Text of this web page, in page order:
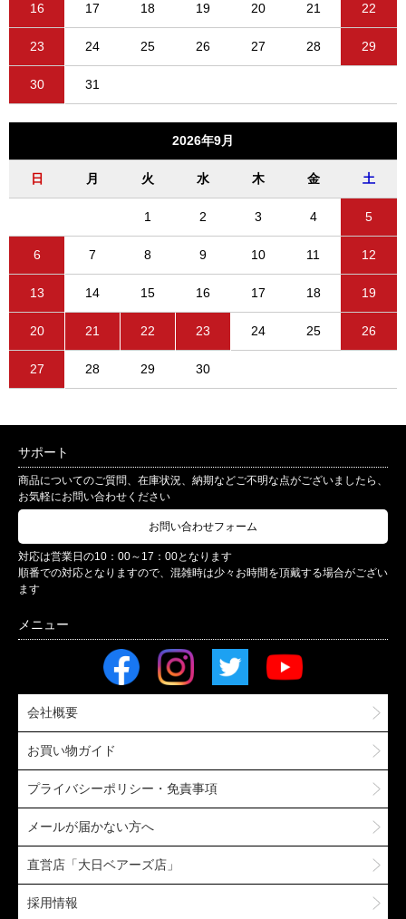
16 17 18 19 20 21 22
23 24 25 26 27 28 29
30 31
2026年9月
日 月 火 水 木 金 土
1 2 3 4 5
6 7 8 9 10 11 12
13 14 15 16 17 18 19
20 21 22 23 24 25 26
27 28 29 30
サポート
商品についてのご質問、在庫状況、納期などご不明な点がございましたら、
お気軽にお問い合わせください
お問い合わせフォーム
対応は営業日の10：00～17：00となります
順番での対応となりますので、混雑時は少々お時間を頂戴する場合がござい
ます
会社概要
お買い物ガイド
プライバシーポリシー・免責事項
メールが届かない方へ
直営店「大日ベアーズ店」
採用情報